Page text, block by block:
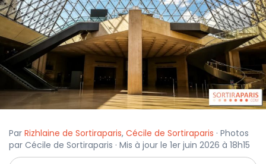
Par Rizhlaine de Sortiraparis, Cécile de Sortiraparis · Photos
par Cécile de Sortiraparis · Mis à jour le 1er juin 2026 à 18h15